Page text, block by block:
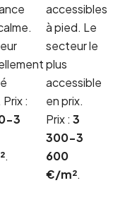
:
3
.
accessibles
à pied. Le
secteur le
plus
accessible
en prix.
Prix : 3
300-3
600
€/m².